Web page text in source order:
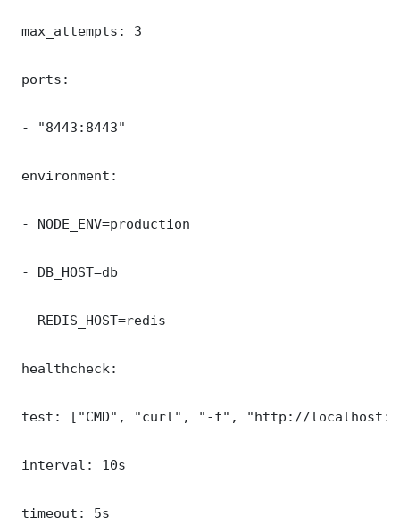
max_attempts: 3
ports:
- "8443:8443"
environment:
- NODE_ENV=production
- DB_HOST=db
- REDIS_HOST=redis
healthcheck:
test: ["CMD", "curl", "-f", "http://
interval: 10s
timeout: 5s